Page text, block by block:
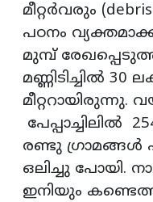
മീറ്റർവരും
പഠനം
മുമ്പ്‌
മണ്ണിടിച്ചിൽ
മീറ്ററായിരുന്നു.
പേപ്പാച്ചിലിൽ
രണ്ടു ഗ്രാമങ്ങൾ
ഒലിച്ചു പോയി.
ഇനിയും